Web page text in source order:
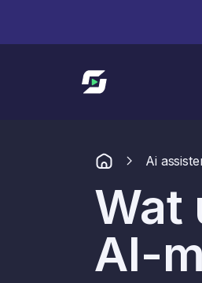
Link naar startpagina
Ai
Wat
AI-